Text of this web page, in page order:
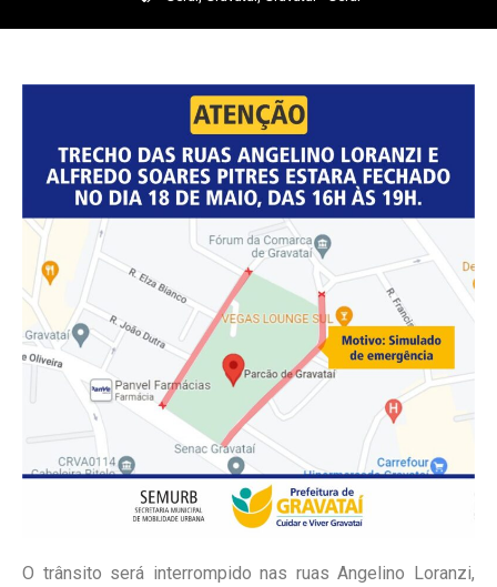
O trânsito será interrompido nas ruas Angelino Loranzi,